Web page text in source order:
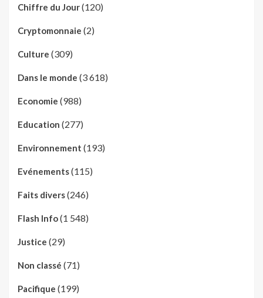
Chiffre du Jour(120)
Cryptomonnaie (2)
Culture (309)
Dans le monde (3 618)
Economie (988)
Education (277)
Environnement (193)
Evénements(115)
Faits divers(246)
Flash Info(1 548)
Justice (29)
Non classé (71)
Pacifique (199)